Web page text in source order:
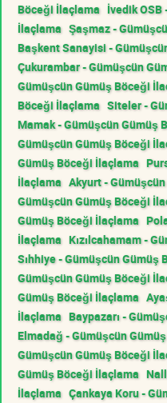
Böceği İlaçlama İvedik
İlaçlama Şaşmaz -
Başkent Sanayisi -
Çukurambar - Gümüşcün
Gümüşcün Gümüş Böceği
Böceği İlaçlama Siteler -
Mamak - Gümüşcün Gümüş
Gümüşcün Gümüş Böceği
Gümüş Böceği İlaçlama
İlaçlama Akyurt -
Gümüşcün Gümüş Böceği
Gümüş Böceği İlaçlama
İlaçlama Kızılcahamam -
Sıhhiye - Gümüşcün Gümüş
Gümüşcün Gümüş Böceği
Gümüş Böceği İlaçlama
İlaçlama Baypazarı -
Elmadağ - Gümüşcün
Gümüşcün Gümüş Böceği
Gümüş Böceği İlaçlama
İlaçlama Çankaya Koru -